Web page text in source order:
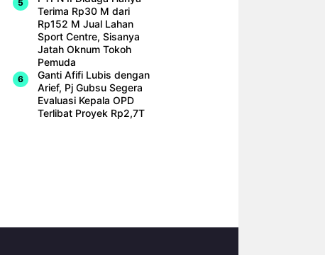
Terima Rp30 M dari
Rp152 M Jual Lahan
Sport Centre, Sisanya
Jatah Oknum Tokoh
Pemuda
Ganti Afifi Lubis dengan
Arief, Pj Gubsu Segera
Evaluasi Kepala OPD
Terlibat Proyek Rp2,7T